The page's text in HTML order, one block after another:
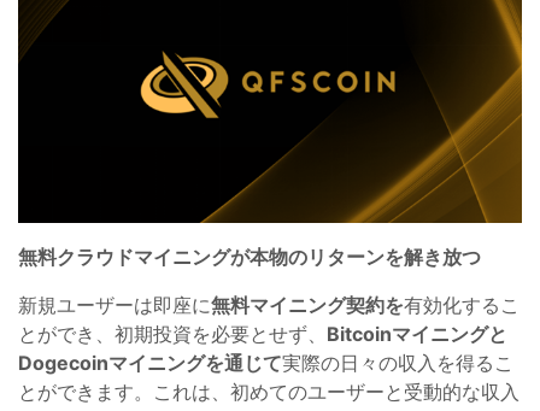
無料クラウドマイニングが本物のリターンを解き放つ
新規ユーザーは即座に無料マイニング契約を有効化するこ
とができ、初期投資を必要とせず、 Bitcoinマイニングと
Dogecoinマイニングを通じて実際の日々の収入を得るこ
とができます。これは、初めてのユーザーと受動的な収入